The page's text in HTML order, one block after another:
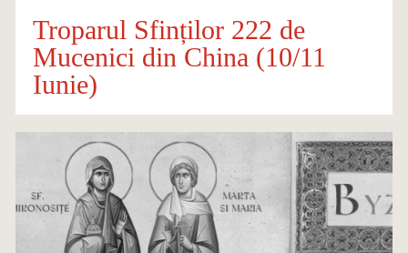
Troparul Sfinților 222 de
Mucenici din China (10/11
Iunie)